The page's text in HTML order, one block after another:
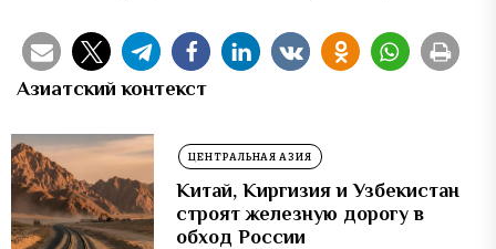
Азиатский контекст
ЦЕНТРАЛЬНАЯ АЗИЯ
Китай, Киргизия и Узбекистан
строят железную дорогу в
обход России